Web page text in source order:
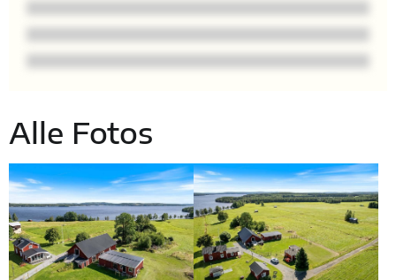
Alle Fotos